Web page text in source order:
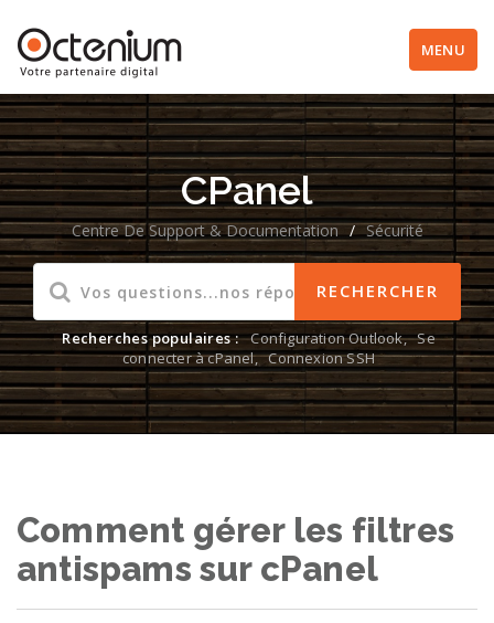
MENU
CPanel
Centre De Support & Documentation / Sécurité
Recherches populaires : Configuration Outlook, Se
connecter à cPanel, Connexion SSH
Comment gérer les filtres
antispams sur cPanel